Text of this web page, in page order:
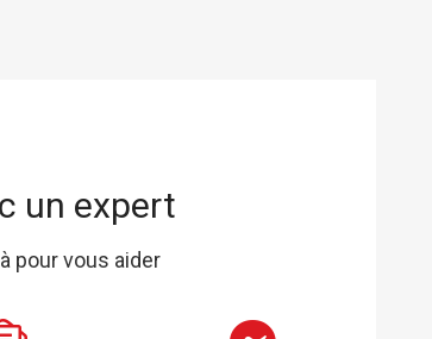
un expert
pour vous aider